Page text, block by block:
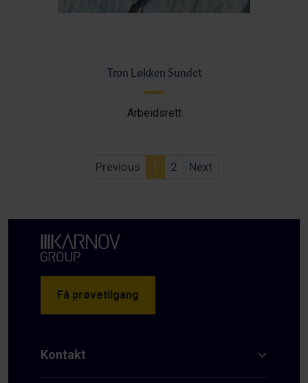
Tron Løkken Sundet
Arbeidsrett
Previous 1 2 Next
Få prøvetilgang
Kontakt